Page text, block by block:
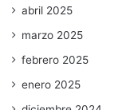
abril 2025
marzo 2025
febrero 2025
enero 2025